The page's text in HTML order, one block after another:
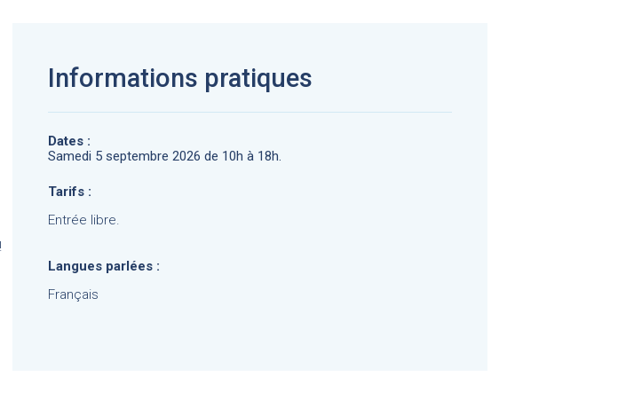
Informations pratiques
Dates :
Samedi 5 septembre 2026 de 10h à 18h.
Tarifs :
Entrée libre.
Langues parlées :
Français